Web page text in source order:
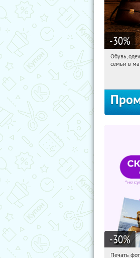
-30%
Обувь,
семьи в
-30%
Печать